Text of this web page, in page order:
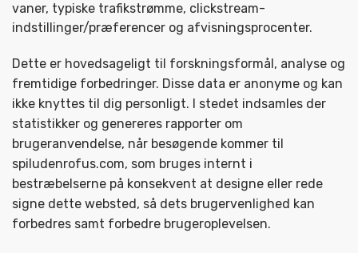
vaner, typiske trafikstrømme, clickstream-
indstillinger/præferencer og afvisningsprocenter.
Dette er hovedsageligt til forskningsformål, analyse og
fremtidige forbedringer. Disse data er anonyme og kan
ikke knyttes til dig personligt. I stedet indsamles der
statistikker og genereres rapporter om
brugeranvendelse, når besøgende kommer til
spiludenrofus.com, som bruges internt i
bestræbelserne på konsekvent at designe eller rede
signe dette websted, så dets brugervenlighed kan
forbedres samt forbedre brugeroplevelsen.